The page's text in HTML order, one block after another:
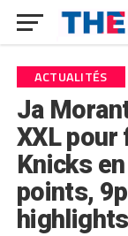
ACTUALITÉS
Ja
XXL
Knicks
points,